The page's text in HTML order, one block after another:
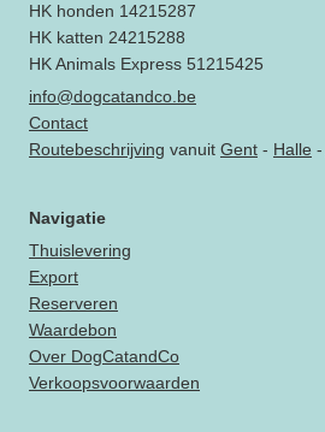
HK honden 14215287
HK katten 24215288
HK Animals Express 51215425
info@dogcatandco.be
Contact
Routebeschrijving vanuit Gent - Halle -
Navigatie
Thuislevering
Export
Reserveren
Waardebon
Over DogCatandCo
Verkoopsvoorwaarden